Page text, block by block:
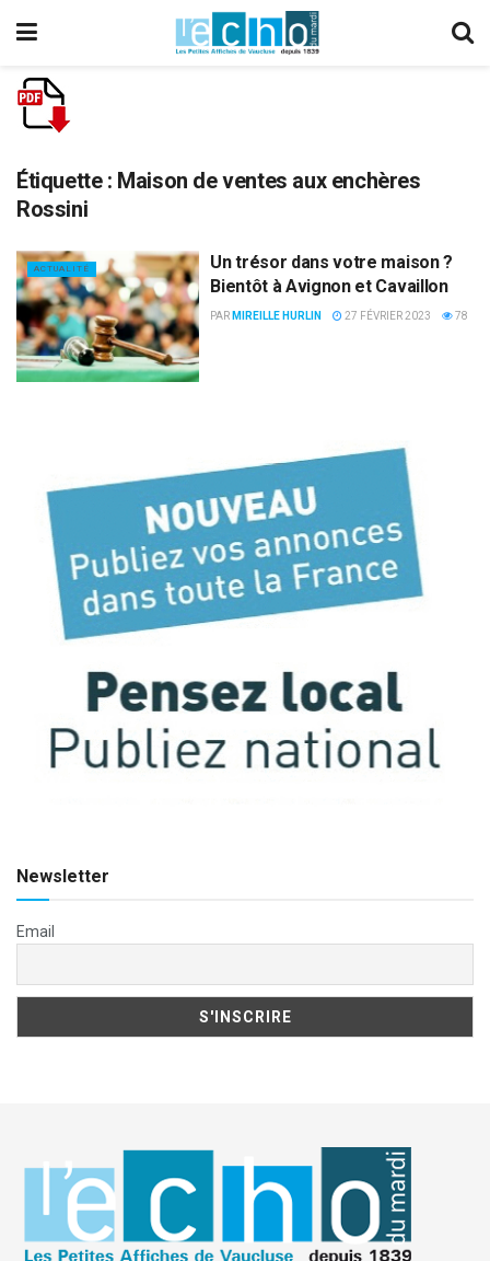
Étiquette : Maison de ventes aux enchères
Rossini
ACTUALITÉ
Un trésor dans votre maison ?
Bientôt à Avignon et Cavaillon
PAR MIREILLE HURLIN 27 FÉVRIER 2023 78
Newsletter
Email